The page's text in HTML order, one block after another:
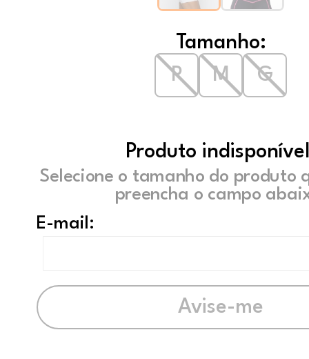
Tamanho:
P
M G
Produto
Selecione o tamanho do produto
preencha o campo
E-mail: